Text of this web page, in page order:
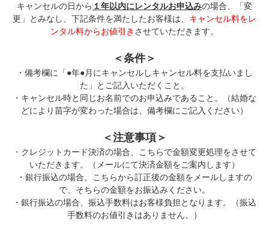
キャンセルの日から １年以内にレンタルお申込みの場合、「変
更」とみなし、下記条件を満たしたお客様は、 キャンセル料をレ
ンタル料からお値引き させていただきます。
＜条件＞
・備考欄に「●年●月にキャンセルしキャンセル料を支払いまし
た」とご記入いただくこと。
・キャンセル時と同じお名前でのお申込みであること。（結婚な
どにより苗字が変わった場合は、備考欄にご記入ください）
＜注意事項＞
・クレジットカード決済の場合、こちらで金額変更処理をさせて
いただきます。（メールにて決済金額をご案内します）
・銀行振込の場合、こちらから訂正後の金額をメールしますの
で、そちらの金額をお振込みください。
・銀行振込の場合、振込手数料はお客様負担となります。（振込
手数料のお値引きはありません。）